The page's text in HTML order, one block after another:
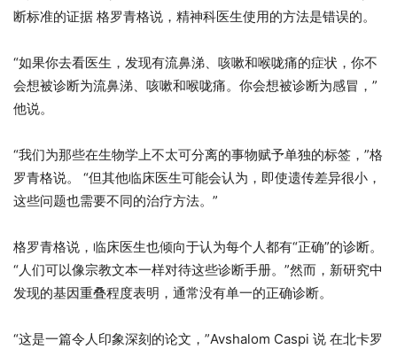
断标准的证据 格罗青格说，精神科医生使用的方法是错误的。
“如果你去看医生，发现有流鼻涕、咳嗽和喉咙痛的症状，你不
会想被诊断为流鼻涕、咳嗽和喉咙痛。你会想被诊断为感冒，”
他说。
“我们为那些在生物学上不太可分离的事物赋予单独的标签，”格
罗青格说。 “但其他临床医生可能会认为，即使遗传差异很小，
这些问题也需要不同的治疗方法。”
格罗青格说，临床医生也倾向于认为每个人都有“正确”的诊断。
“人们可以像宗教文本一样对待这些诊断手册。”然而，新研究中
发现的基因重叠程度表明，通常没有单一的正确诊断。
“这是一篇令人印象深刻的论文，”Avshalom Caspi 说 在北卡罗